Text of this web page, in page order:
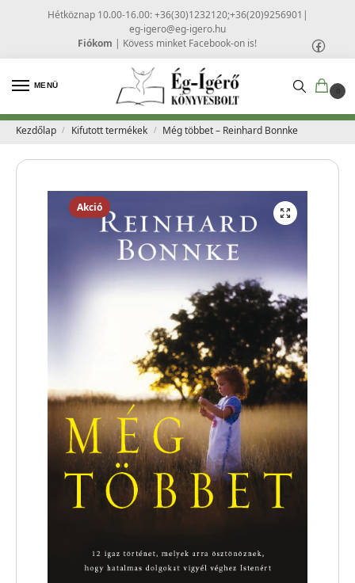
Hétköznap 10.00-16.00: +36(30)1232120;+36(20)9256901 |
eg-igero@eg-igero.hu
Fiókom | Kövess minket Facebook-on is!
MENÜ
0
Kezdőlap / Kifutott termékek / Még többet – Reinhard Bonnke
Akció